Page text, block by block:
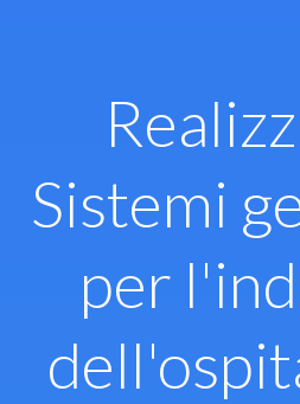
Sistemi
per